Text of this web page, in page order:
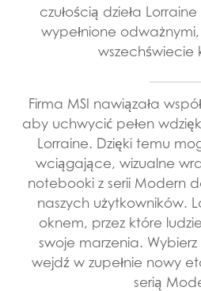
czułością dzieła
wypełnione
wszechświecie
Firma MSI nawiązała
aby uchwycić pełen
Lorraine. Dzięki temu
wciągające, wizualne
notebooki z serii Modern
naszych użytkowników.
oknem, przez które
swoje marzenia. Wybierz
wejdź w zupełnie nowy
serią